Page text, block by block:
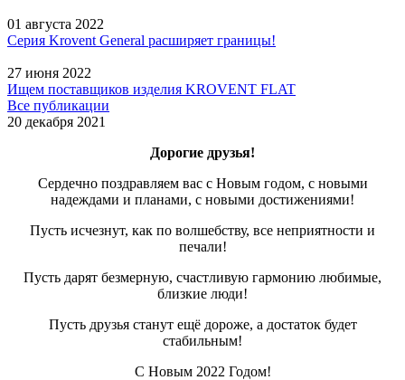
01 августа 2022
Серия Krovent General расширяет границы!
27 июня 2022
Ищем поставщиков изделия KROVENT FLAT
Все публикации
20 декабря 2021
Дорогие друзья!
Сердечно поздравляем вас с Новым годом, с новыми
надеждами и планами, с новыми достижениями!
Пусть исчезнут, как по волшебству, все неприятности и
печали!
Пусть дарят безмерную, счастливую гармонию любимые,
близкие люди!
Пусть друзья станут ещё дороже, а достаток будет
стабильным!
С Новым 2022 Годом!